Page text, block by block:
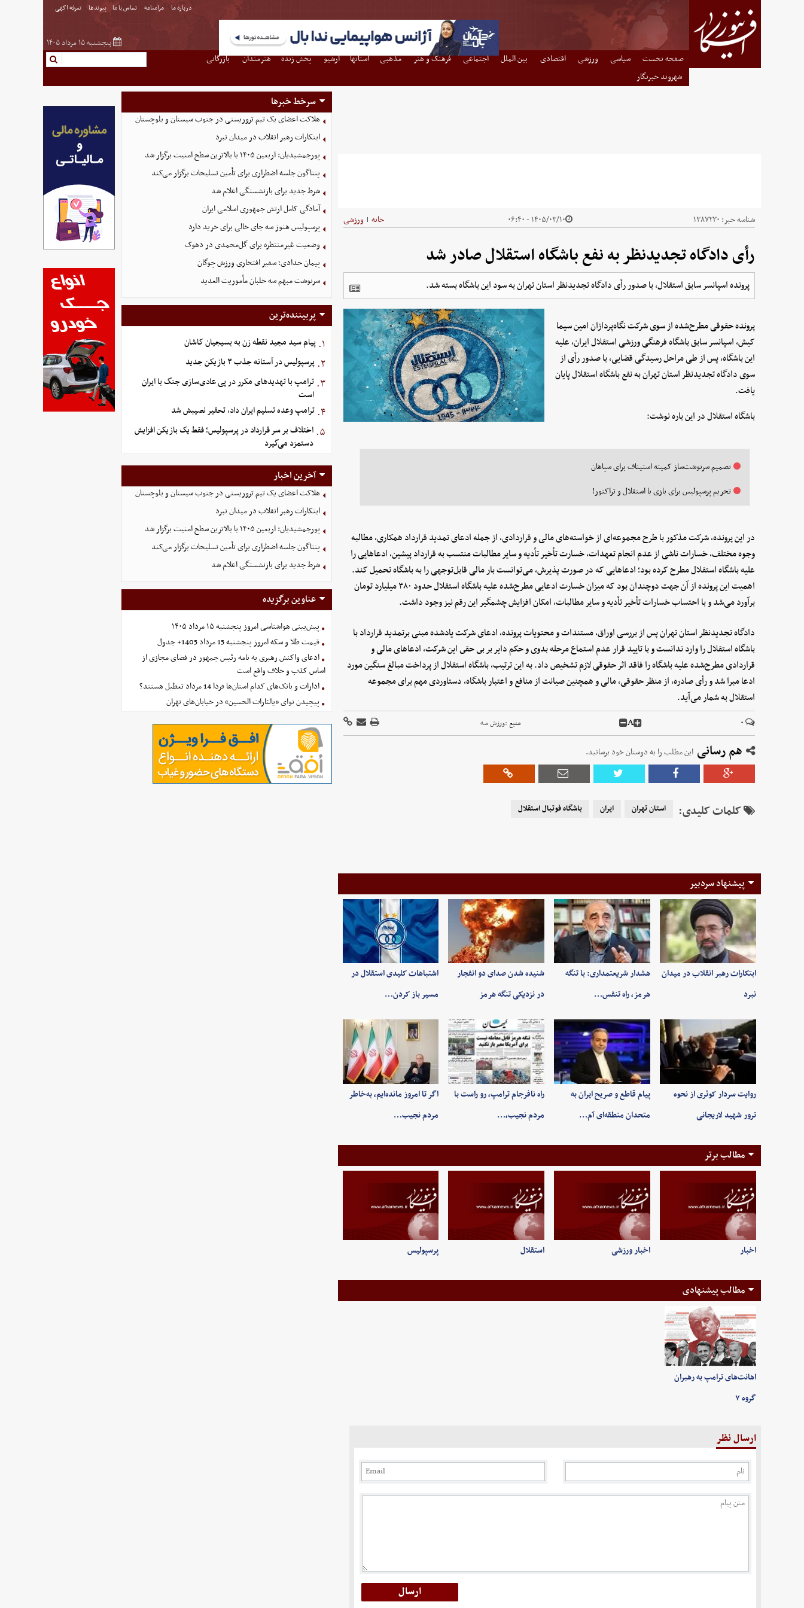
درباره ما مرامنامه تماس با ما پیوندها تعرفه اگهی
پنجشنبه ۱۵ مرداد ۱۴۰۵
صفحه نخست سیاسی ورزشی اقتصادی بین الملل اجتماعی فرهنگ و هنر مذهبی استانها آرشیو پخش زنده هنرمندان
بازرگانی
شهروند خبرنگار
شناسه خبر: ۱۳۸۷۲۳۰ ۱۴۰۵/۰۳/۱۰ - ۰۶:۴۰ خانه | ورزشی
رأی دادگاه تجدیدنظر به نفع باشگاه استقلال صادر شد
پرونده اسپانسر سابق استقلال، با صدور رأی دادگاه تجدیدنظر استان تهران به سود این باشگاه بسته شد.
پرونده حقوقی مطرح‌شده از سوی شرکت نگاه‌پردازان امین سیما
کیش، اسپانسر سابق باشگاه فرهنگی ورزشی استقلال ایران، علیه
این باشگاه، پس از طی مراحل رسیدگی قضایی، با صدور رأی از
سوی دادگاه تجدیدنظر استان تهران به نفع باشگاه استقلال پایان
یافت.
باشگاه استقلال در این باره نوشت:
تصمیم سرنوشت‌ساز کمیته استیناف برای سپاهان
تحریم پرسپولیس برای بازی با استقلال و تراکتور!
در این پرونده، شرکت مذکور با طرح مجموعه‌ای از خواسته‌های مالی و قراردادی، از جمله ادعای تمدید قرارداد همکاری، مطالبه
وجوه مختلف، خسارات ناشی از عدم انجام تعهدات، خسارت تأخیر تأدیه و سایر مطالبات منتسب به قرارداد پیشین، ادعاهایی را
علیه باشگاه استقلال مطرح کرده بود؛ ادعاهایی که در صورت پذیرش، می‌توانست بار مالی قابل‌توجهی را به باشگاه تحمیل کند.
اهمیت این پرونده از آن جهت دوچندان بود که میزان خسارت ادعایی مطرح‌شده علیه باشگاه استقلال حدود ۳۸۰ میلیارد تومان
برآورد می‌شد و با احتساب خسارات تأخیر تأدیه و سایر مطالبات، امکان افزایش چشمگیر این رقم نیز وجود داشت.
دادگاه تجدیدنظر استان تهران پس از بررسی اوراق، مستندات و محتویات پرونده، ادعای شرکت یادشده مبنی برتمدید قرارداد با
باشگاه استقلال را وارد ندانست و با تایید قرار عدم استماع مرحله بدوى و حکم دایر بر بى حقى این شرکت، ادعاهای مالی و
قراردادی مطرح‌شده علیه باشگاه را فاقد اثر حقوقی لازم تشخیص داد. به این ترتیب، باشگاه استقلال از پرداخت مبالغ سنگین مورد
ادعا مبرا شد و رأی صادره، از منظر حقوقی، مالی و همچنین صیانت از منافع و اعتبار باشگاه، دستاوردی مهم برای مجموعه
استقلال به شمار می‌آید.
۰ A منبع :ورزش سه
هم رسانی این مطلب را به دوستان خود برسانید.
کلمات کلیدی: استان تهران ایران باشگاه فوتبال استقلال
پیشنهاد سردبیر
ابتکارات رهبر انقلاب در میدان
نبرد
هشدار شریعتمداری: با تنگه
هرمز، راه تنفس…
شنیده شدن صدای دو انفجار
در نزدیکی تنگه هرمز
اشتباهات کلیدی استقلال در
مسیر باز کردن…
روایت سردار کوثری از نحوه
ترور شهید لاریجانی
پیام قاطع و صریح ایران به
متحدان منطقه‌ای آم…
راه نافرجام ترامپ، رو راست با
مردم نجیب،…
اگر تا امروز مانده‌ایم، به‌خاطر
مردم نجیب…
مطالب برتر
اخبار اخبار ورزشی استقلال پرسپولیس
مطالب پیشنهادی
اهانت‌های ترامپ به رهبران
گروه ۷
ارسال نظر
سرخط خبرها
هلاکت اعضای یک تیم تروریستی در جنوب سیستان و بلوچستان
ابتکارات رهبر انقلاب در میدان نبرد
پورجمشیدیان: اربعین ۱۴۰۵ با بالاترین سطح امنیت برگزار شد
پنتاگون جلسه اضطراری برای تأمین تسلیحات برگزار می‌کند
شرط جدید برای بازنشستگی اعلام شد
آمادگی کامل ارتش جمهوری اسلامی ایران
پرسپولیس هنوز سه جای خالی برای خرید دارد
وضعیت غیرمنتظره برای گل‌محمدی در دهوک
پیمان حدادی؛ سفیر افتخاری ورزش چوگان
سرنوشت مبهم سه خلبان مأموریت العدید
پربیننده‌ترین
۱. پیام سید مجید نقطه زن به بسیجیان کاشان
۲. پرسپولیس در آستانه جذب ۳ بازیکن جدید
۳. ترامپ با تهدیدهای مکرر در پی عادی‌سازی جنگ با ایران
است
۴. ترامپ وعده تسلیم ایران داد، تحقیر نصیبش شد
۵. اختلاف بر سر قرارداد در پرسپولیس؛ فقط یک بازیکن افزایش
دستمزد می‌گیرد
آخرین اخبار
هلاکت اعضای یک تیم تروریستی در جنوب سیستان و بلوچستان
ابتکارات رهبر انقلاب در میدان نبرد
پورجمشیدیان: اربعین ۱۴۰۵ با بالاترین سطح امنیت برگزار شد
پنتاگون جلسه اضطراری برای تأمین تسلیحات برگزار می‌کند
شرط جدید برای بازنشستگی اعلام شد
عناوین برگزیده
پیش‌بینی هواشناسی امروز پنجشنبه ۱۵ مرداد ۱۴۰۵
قیمت طلا و سکه امروز پنجشنبه 15 مرداد 1405+ جدول
ادعای واکنش رهبری به نامه رئیس جمهور در فضای مجازی از
اساس کذب و خلاف واقع است
ادارات و بانک‌های کدام استان‌ها فردا 14 مرداد تعطیل هستند؟
پیچیدن نوای «یالثارات الحسین» در خیابان‌های تهران